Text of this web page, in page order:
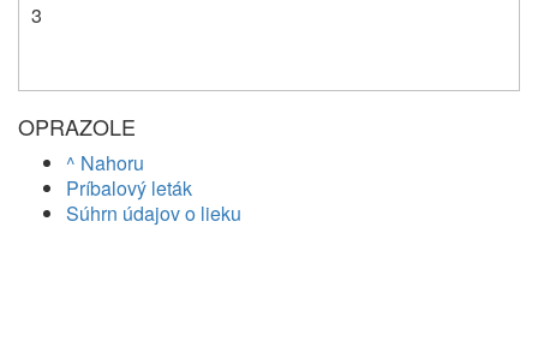
3
OPRAZOLE
^ Nahoru
Príbalový leták
Súhrn údajov o lieku